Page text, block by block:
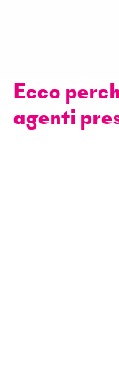
Ecco
agenti